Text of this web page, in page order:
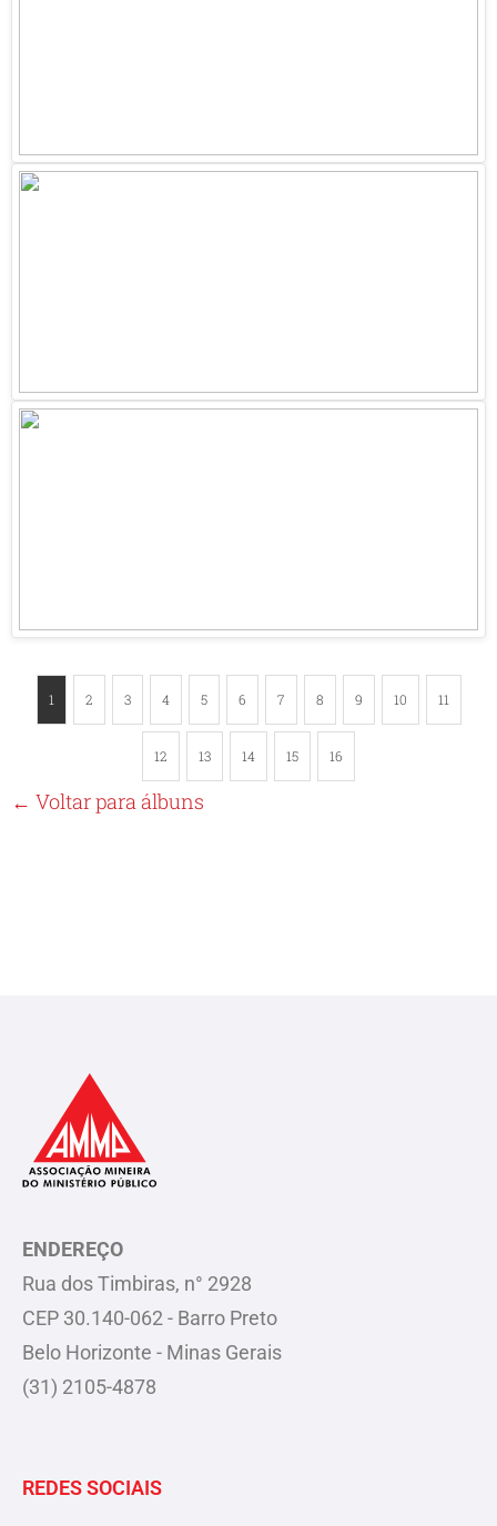
1 2 3 4 5 6 7 8 9 10 11
12 13 14 15 16
← Voltar para álbuns
ENDEREÇO
Rua dos Timbiras, n° 2928
CEP 30.140-062 - Barro Preto
Belo Horizonte - Minas Gerais
(31) 2105-4878
REDES SOCIAIS